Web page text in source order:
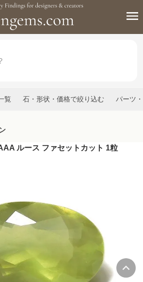
覧 石・形状・価格で絞り込む パーツ
ルース ファセットカット 1粒